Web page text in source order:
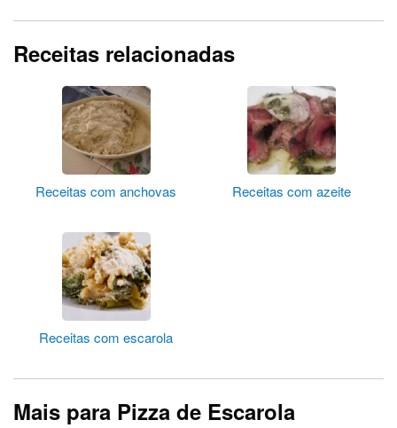
Receitas relacionadas
Receitas com anchovas Receitas com azeite
Receitas com escarola
Mais para Pizza de Escarola